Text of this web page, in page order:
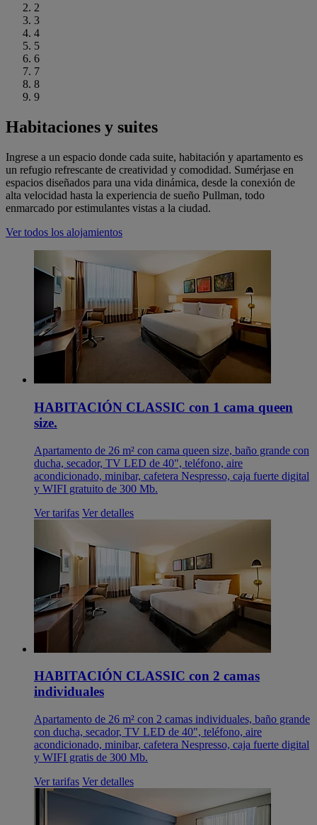
2
3
4
5
6
7
8
9
Habitaciones y suites
Ingrese a un espacio donde cada suite, habitación y apartamento es
un refugio refrescante de creatividad y comodidad. Sumérjase en
espacios diseñados para una vida dinámica, desde la conexión de
alta velocidad hasta la experiencia de sueño Pullman, todo
enmarcado por estimulantes vistas a la ciudad.
Ver todos los alojamientos
HABITACIÓN CLASSIC con 1 cama queen
size.
Apartamento de 26 m² con cama queen size, baño grande con
ducha, secador, TV LED de 40", teléfono, aire
acondicionado, minibar, cafetera Nespresso, caja fuerte digital
y WIFI gratuito de 300 Mb.
Ver tarifas Ver detalles
HABITACIÓN CLASSIC con 2 camas
individuales
Apartamento de 26 m² con 2 camas individuales, baño grande
con ducha, secador, TV LED de 40", teléfono, aire
acondicionado, minibar, cafetera Nespresso, caja fuerte digital
y WIFI gratis de 300 Mb.
Ver tarifas Ver detalles